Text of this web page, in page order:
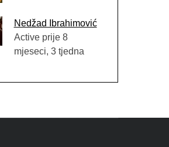
Nedžad Ibrahimović
Active prije 8
mjeseci, 3 tjedna